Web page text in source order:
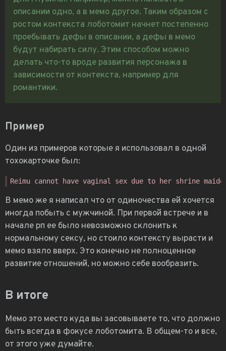
описании одно, а в мемо другое. Таким образом с
ростом контекста лоботомит начнет постепенно
проебывать дефы в описании, а дефы в мемо
будут набирать силу. Этим способом можно
делать что-то вроде развития персонажа в
зависимости от контекста, например для
романтики.
Пример
Один из примеров которые я использовал в одной
тохокарточке был:
В мемо же я написал что от одиночества ей хочется
иногда побыть с мужчиной. При первой встрече и в
начале рп ее было невозможно склонить к
нормальному сексу, но стоило контексту вырасти и
мемо взяло вверх. Это конечно не полноценное
развитие отношений, но можно себе вообразить.
В итоге
Мемо это место куда вы засовываете то, что должно
быть всегда в фокусе лоботомита. В общем-то и все,
от этого уже думайте.